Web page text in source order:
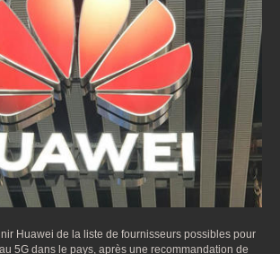
Huawei de la liste de fournisseurs possibles pour
5G dans le pays, après une recommandation de